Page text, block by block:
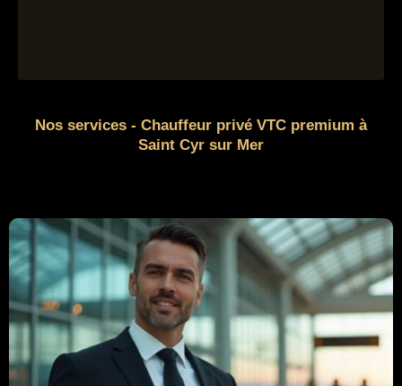
Nos services - Chauffeur privé VTC premium à
Saint Cyr sur Mer